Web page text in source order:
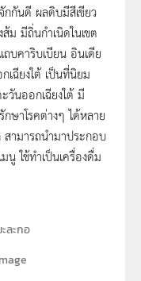
กกันดี ผลดิบมีสีเขียว
ม มีถิ่นกำเนิดในเขต
บคาริบเบียน อินเดีย
เฉียงใต้ เป็นที่นิยม
วันออกเฉียงใต้ มี
ษาโรคต่างๆ ได้หลาย
ามารถนำมาประกอบ
นู ใช้ทำเป็นเครื่องดื่ม
ละกอ